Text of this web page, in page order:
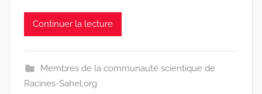
n
e
-
Continuer la lecture
Membres de la communauté scientique de
Racines-Sahel.org